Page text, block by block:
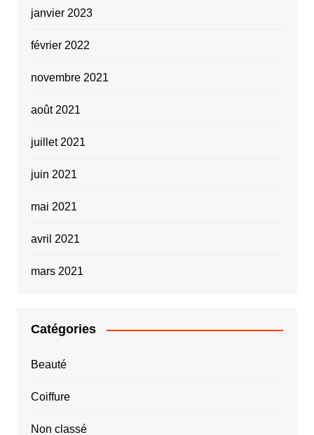
janvier 2023
février 2022
novembre 2021
août 2021
juillet 2021
juin 2021
mai 2021
avril 2021
mars 2021
Catégories
Beauté
Coiffure
Non classé